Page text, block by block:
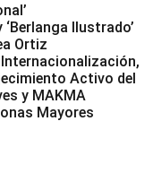
‘Berlanga Ilustrado’
Ortiz
Activo del
y MAKMA
Mayores